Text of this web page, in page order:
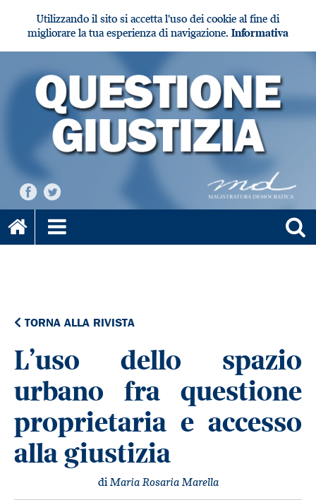
Utilizzando il sito si accetta l'uso dei cookie al fine di
migliorare la tua esperienza di navigazione. Informativa
TORNA ALLA RIVISTA
L’uso dello spazio
urbano fra questione
proprietaria e accesso
alla giustizia
diMaria Rosaria Marella